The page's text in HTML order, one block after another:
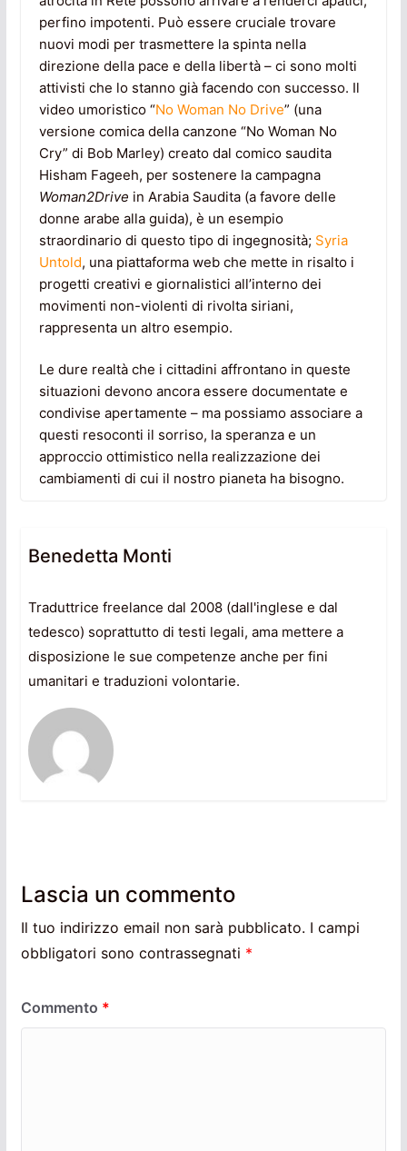
perfino impotenti. Può essere cruciale trovare
nuovi modi per trasmettere la spinta nella
direzione della pace e della libertà – ci sono molti
attivisti che lo stanno già facendo con successo. Il
video umoristico “No Woman No Drive” (una
versione comica della canzone “No Woman No
Cry” di Bob Marley) creato dal comico saudita
Hisham Fageeh, per sostenere la campagna
Woman2Drive in Arabia Saudita (a favore delle
donne arabe alla guida), è un esempio
straordinario di questo tipo di ingegnosità; Syria
Untold, una piattaforma web che mette in risalto i
progetti creativi e giornalistici all’interno dei
movimenti non-violenti di rivolta siriani,
rappresenta un altro esempio.
Le dure realtà che i cittadini affrontano in queste
situazioni devono ancora essere documentate e
condivise apertamente – ma possiamo associare a
questi resoconti il sorriso, la speranza e un
approccio ottimistico nella realizzazione dei
cambiamenti di cui il nostro pianeta ha bisogno.
Benedetta Monti
Traduttrice freelance dal 2008 (dall'inglese e dal
tedesco) soprattutto di testi legali, ama mettere a
disposizione le sue competenze anche per fini
umanitari e traduzioni volontarie.
Lascia un commento
Il tuo indirizzo email non sarà pubblicato. I campi
obbligatori sono contrassegnati *
Commento *